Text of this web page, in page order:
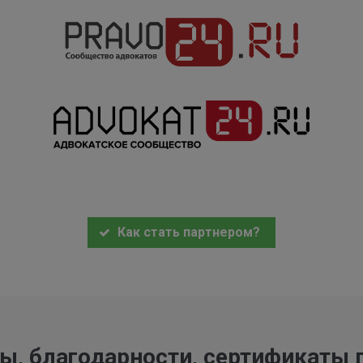
Как стать партнером?
благодарности, сертификаты